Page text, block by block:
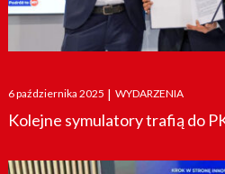
Posted
on
6 października 2025 | WYDARZENIA
Kolejne symulatory trafią do